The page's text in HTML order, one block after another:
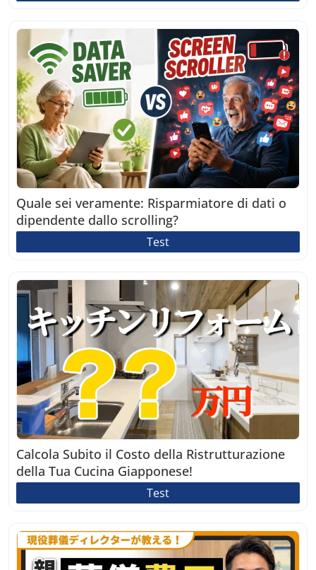
Quale sei veramente: Risparmiatore di dati o
dipendente dallo scrolling?
Test
Calcola Subito il Costo della Ristrutturazione
della Tua Cucina Giapponese!
Test